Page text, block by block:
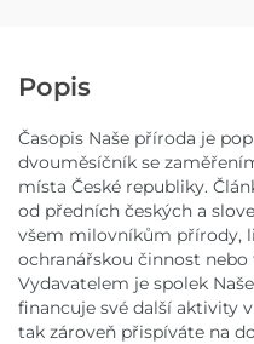
Popis
Časopis Naše příroda je
dvouměsíčník se
místa České republiky.
od předních českých a
všem milovníkům přírody,
ochranářskou činnost
Vydavatelem je spolek
financuje své další aktivity
tak zároveň přispíváte na